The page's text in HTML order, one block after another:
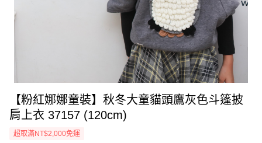
【粉紅娜娜童裝】秋冬大童貓頭鷹灰色斗篷披
肩上衣 37157 (120cm)
超取滿NT$2,000免運